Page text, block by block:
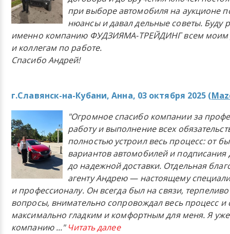
при выборе автомобиля на аукционе
нюансы и давал дельные советы. Буду
именно компанию ФУДЗИЯМА-ТРЕЙДИНГ всем моим
и коллегам по работе.
Спасибо Андрей!
г.Славянск-на-Кубани, Анна, 03 октября 2025 (
"Огромное спасибо компании за
работу и выполнение всех
полностью устроил весь процесс: от
вариантов автомобилей и подписания
до надежной доставки. Отдельная
агенту Андрею — настоящему
и профессионалу. Он всегда был на связи,
вопросы, внимательно сопровождал весь процесс и
максимально гладким и комфортным для меня. Я
компанию..." Читать далее